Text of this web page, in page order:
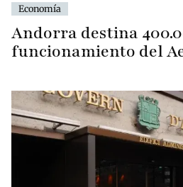
Economía
Andorra destina
funcionamiento del